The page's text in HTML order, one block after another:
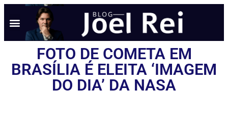
FOTO DE COMETA EM
BRASÍLIA É ELEITA ‘IMAGEM
DO DIA’ DA NASA